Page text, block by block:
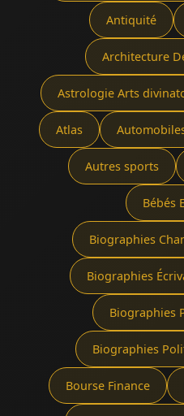
Antiquité
Architecture
Astrologie Arts
Atlas
Autres sports
Bébés
Biographies
Biographies
Biographies
Biographies
Bourse Finance